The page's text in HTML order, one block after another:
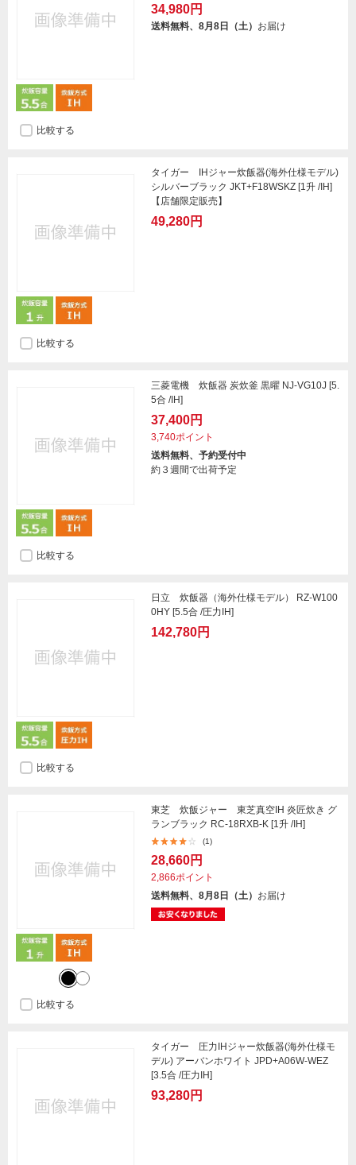
34,980円
送料無料、8月8日（土） お届け
比較する
タイガー IHジャー炊飯器(海外仕様モデル)
シルバーブラック JKT+F18WSKZ [1升 /IH]
【店舗限定販売】
49,280円
比較する
三菱電機 炊飯器 炭炊釜 黒曜 NJ-VG10J [5.
5合 /IH]
37,400円
3,740ポイント
送料無料、予約受付中
約３週間で出荷予定
比較する
日立 炊飯器（海外仕様モデル） RZ-W100
0HY [5.5合 /圧力IH]
142,780円
比較する
東芝 炊飯ジャー 東芝真空IH 炎匠炊き グ
ランブラック RC-18RXB-K [1升 /IH]
(1)
28,660円
2,866ポイント
送料無料、8月8日（土） お届け
比較する
タイガー 圧力IHジャー炊飯器(海外仕様モ
デル) アーバンホワイト JPD+A06W-WEZ
[3.5合 /圧力IH]
93,280円